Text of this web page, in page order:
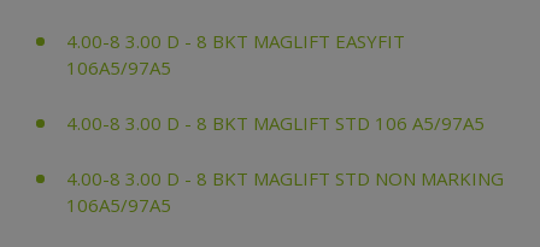
4.00-8 3.00 D - 8 BKT MAGLIFT EASYFIT
106A5/97A5
4.00-8 3.00 D - 8 BKT MAGLIFT STD 106 A5/97A5
4.00-8 3.00 D - 8 BKT MAGLIFT STD NON MARKING
106A5/97A5